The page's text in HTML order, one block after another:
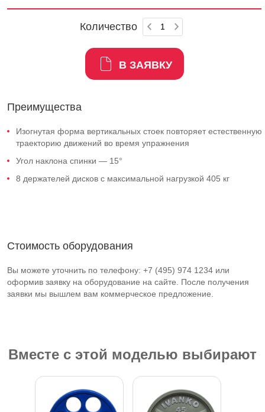
Количество
В ЗАЯВКУ
Преимущества
Изогнутая форма вертикальных стоек повторяет естественную
траекторию движений во время упражнения
Угол наклона спинки — 15°
8 держателей дисков с максимальной нагрузкой 405 кг
Стоимость оборудования
Вы можете уточнить по телефону: +7 (495) 974 1234 или
оформив заявку на оборудование на сайте. После получения
заявки мы вышлем вам коммерческое предложение.
Вместе с этой моделью выбирают